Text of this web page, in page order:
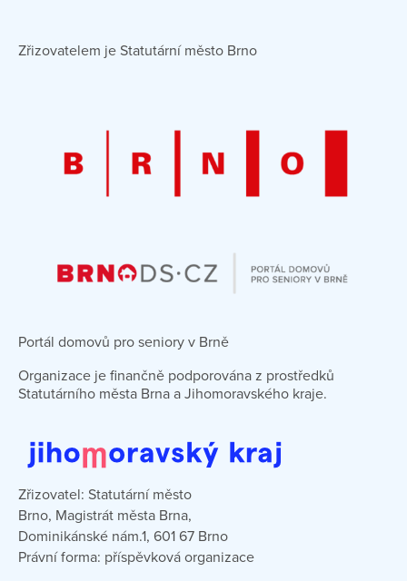
Zřizovatelem je Statutární město Brno
Portál domovů pro seniory v Brně
Organizace je finančně podporována z prostředků
Statutárního města Brna a Jihomoravského kraje.
Zřizovatel: Statutární město
Brno, Magistrát města Brna,
Dominikánské nám.1, 601 67 Brno
Právní forma: příspěvková organizace